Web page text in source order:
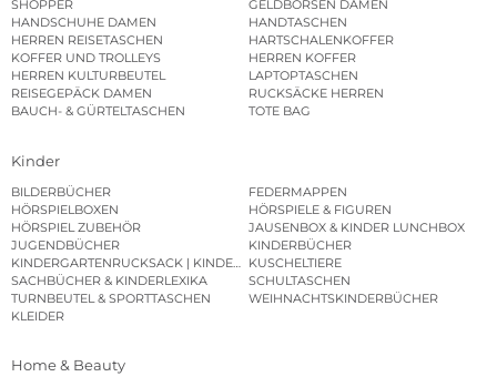
SHOPPER
GELDBÖRSEN DAMEN
HANDSCHUHE DAMEN
HANDTASCHEN
HERREN REISETASCHEN
HARTSCHALENKOFFER
KOFFER UND TROLLEYS
HERREN KOFFER
HERREN KULTURBEUTEL
LAPTOPTASCHEN
REISEGEPÄCK DAMEN
RUCKSÄCKE HERREN
BAUCH- & GÜRTELTASCHEN
TOTE BAG
Kinder
BILDERBÜCHER
FEDERMAPPEN
HÖRSPIELBOXEN
HÖRSPIELE & FIGUREN
HÖRSPIEL ZUBEHÖR
JAUSENBOX & KINDER LUNCHBOX
JUGENDBÜCHER
KINDERBÜCHER
KINDERGARTENRUCKSACK | KINDERGARTENBEUTEL
KUSCHELTIERE
SACHBÜCHER & KINDERLEXIKA
SCHULTASCHEN
TURNBEUTEL & SPORTTASCHEN
WEIHNACHTSKINDERBÜCHER
KLEIDER
Home & Beauty